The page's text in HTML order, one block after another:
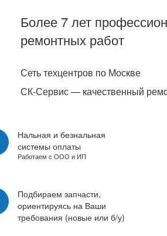
Более 7 лет
ремонтных работ
Сеть техцентров по Москве
СК-Сервис — качественный
Нальная и безнальная
системы оплаты
Работаем с ООО и ИП
Подбираем запчасти,
ориентируясь на Ваши
требования (новые или б/у)